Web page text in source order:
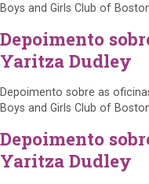
Boys and Girls Club of
Depoimento
Yaritza Dudley
Depoimento sobre as
Boys and Girls Club of
Depoimento
Yaritza Dudley